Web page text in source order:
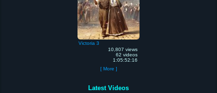
Victoria 3
10,807 views
62 videos
1:05:52:16
[ More ]
Latest Videos